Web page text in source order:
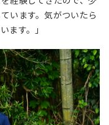
います。気がついたら
ます。」